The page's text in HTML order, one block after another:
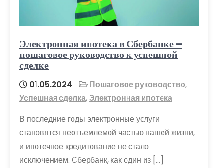
Электронная ипотека в Сбербанке –
пошаговое руководство к успешной
сделке
01.05.2024 Пошаговое руководство,
Успешная сделка, Электронная ипотека
В последние годы электронные услуги
становятся неотъемлемой частью нашей жизни,
и ипотечное кредитование не стало
исключением. Сбербанк, как один из […]